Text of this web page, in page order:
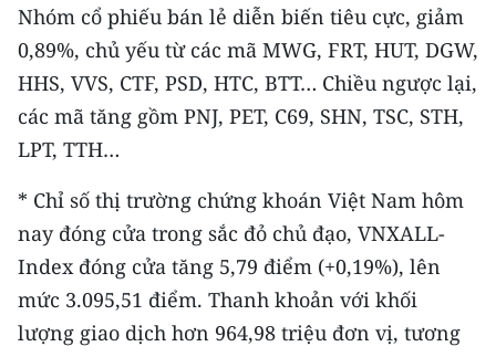
Nhóm cổ phiếu bán lẻ diễn biến tiêu cực, giảm
0,89%, chủ yếu từ các mã MWG, FRT, HUT, DGW,
HHS, VVS, CTF, PSD, HTC, BTT… Chiều ngược lại,
các mã tăng gồm PNJ, PET, C69, SHN, TSC, STH,
LPT, TTH…
* Chỉ số thị trường chứng khoán Việt Nam hôm
nay đóng cửa trong sắc đỏ chủ đạo, VNXALL-
Index đóng cửa tăng 5,79 điểm (+0,19%), lên
mức 3.095,51 điểm. Thanh khoản với khối
lượng giao dịch hơn 964,98 triệu đơn vị, tương